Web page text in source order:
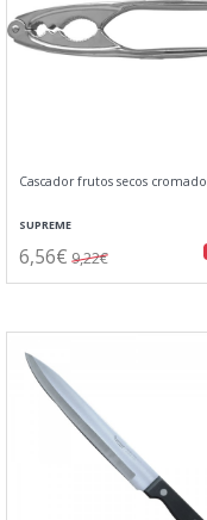
Cascador frutos secos cromado
SUPREME
6,56€ 9,22€